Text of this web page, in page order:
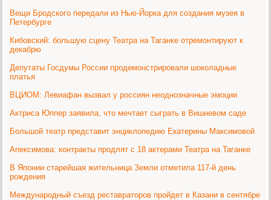
Вещи Бродского передали из Нью-Йорка для создания музея в
Петербурге
Кибовский: большую сцену Театра на Таганке отремонтируют к
декабрю
Депутаты Госдумы России продемонстрировали шоколадные
платья
ВЦИОМ: Левиафан вызвал у россиян неоднозначные эмоции
Актриса Юппер заявила, что мечтает сыграть в Вишневом саде
Большой театр представит энциклопедию Екатерины Максимовой
Апексимова: контракты продлят с 18 актерами Театра на Таганке
В Японии старейшая жительница Земли отметила 117-й день
рождения
Международный съезд реставраторов пройдет в Казани в сентябре